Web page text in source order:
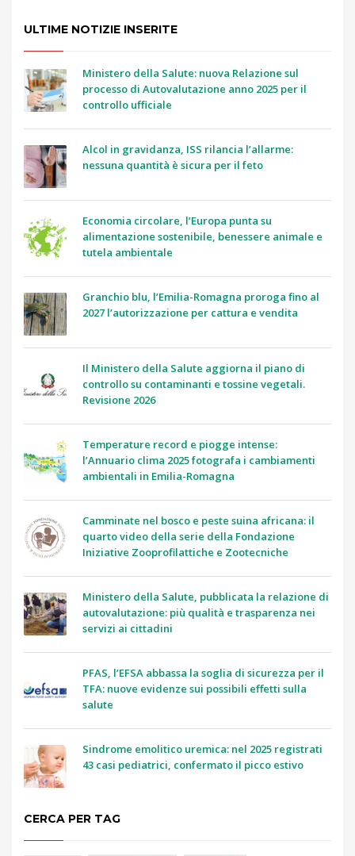
ULTIME NOTIZIE INSERITE
Ministero della Salute: nuova Relazione sul
processo di Autovalutazione anno 2025 per il
controllo ufficiale
Alcol in gravidanza, ISS rilancia l’allarme:
nessuna quantità è sicura per il feto
Economia circolare, l’Europa punta su
alimentazione sostenibile, benessere animale e
tutela ambientale
Granchio blu, l’Emilia-Romagna proroga fino al
2027 l’autorizzazione per cattura e vendita
Il Ministero della Salute aggiorna il piano di
controllo su contaminanti e tossine vegetali.
Revisione 2026
Temperature record e piogge intense:
l’Annuario clima 2025 fotografa i cambiamenti
ambientali in Emilia-Romagna
Camminate nel bosco e peste suina africana: il
quarto video della serie della Fondazione
Iniziative Zooprofilattiche e Zootecniche
Ministero della Salute, pubblicata la relazione di
autovalutazione: più qualità e trasparenza nei
servizi ai cittadini
PFAS, l’EFSA abbassa la soglia di sicurezza per il
TFA: nuove evidenze sui possibili effetti sulla
salute
Sindrome emolitico uremica: nel 2025 registrati
43 casi pediatrici, confermato il picco estivo
CERCA PER TAG